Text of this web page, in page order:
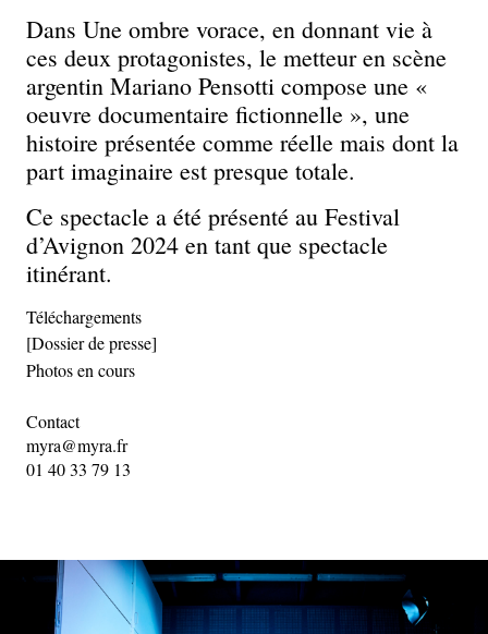
Dans Une ombre vorace, en donnant vie à
ces deux protagonistes, le metteur en scène
argentin Mariano Pensotti compose une «
oeuvre documentaire fictionnelle », une
histoire présentée comme réelle mais dont la
part imaginaire est presque totale.
Ce spectacle a été présenté au Festival
d’Avignon 2024 en tant que spectacle
itinérant.
Téléchargements
[Dossier de presse]
Photos en cours
Contact
myra@myra.fr
01 40 33 79 13